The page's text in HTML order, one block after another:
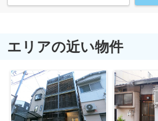
エリアの近い物件